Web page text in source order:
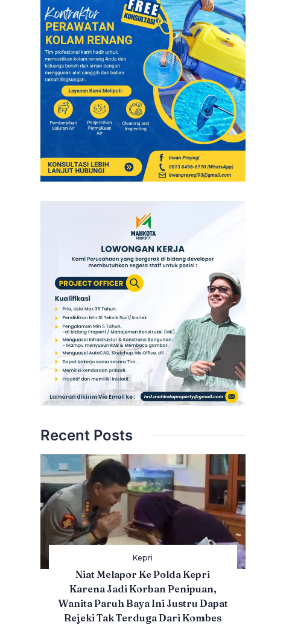
Recent Posts
Kepri
Niat Melapor Ke Polda Kepri
Karena Jadi Korban Penipuan,
Wanita Paruh Baya Ini Justru Dapat
Rejeki Tak Terduga Dari Kombes